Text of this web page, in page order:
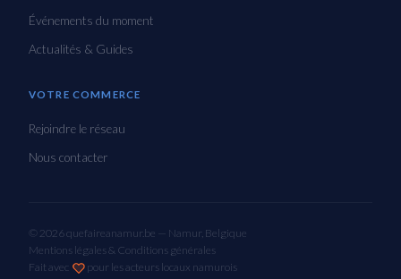
Événements du moment
Actualités & Guides
VOTRE COMMERCE
Rejoindre le réseau
Nous contacter
© 2026 quefaireanamur.be — Namur, Belgique
Mentions légales & Conditions générales
Fait avec
pour les acteurs locaux namurois